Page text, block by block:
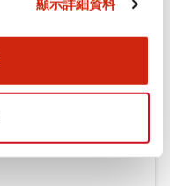
顯示詳細資料